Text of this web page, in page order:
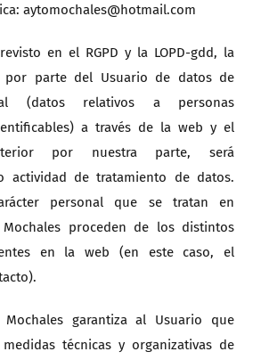
aytomochales@hotmail.com
en el RGPD y la LOPD-gdd, la
por parte del Usuario de datos de
(datos relativos a personas
a través de la web y el
por nuestra parte, será
actividad de tratamiento de datos.
personal que se tratan en
proceden de los distintos
en la web (en este caso, el
garantiza al Usuario que
técnicas y organizativas de